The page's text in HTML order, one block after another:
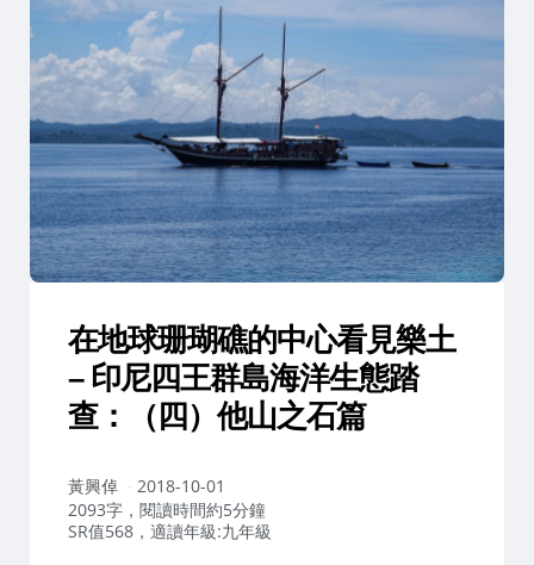
在地球珊瑚礁的中心看見樂土
– 印尼四王群島海洋生態踏
查：（四）他山之石篇
作
者：
黃興倬
2018-10-01
2093字，閱讀時間約5分鐘
SR值568，適讀年級:九年級